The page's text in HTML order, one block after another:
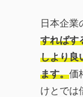
日本企業
すればす
しより良
ます。価
けとでは